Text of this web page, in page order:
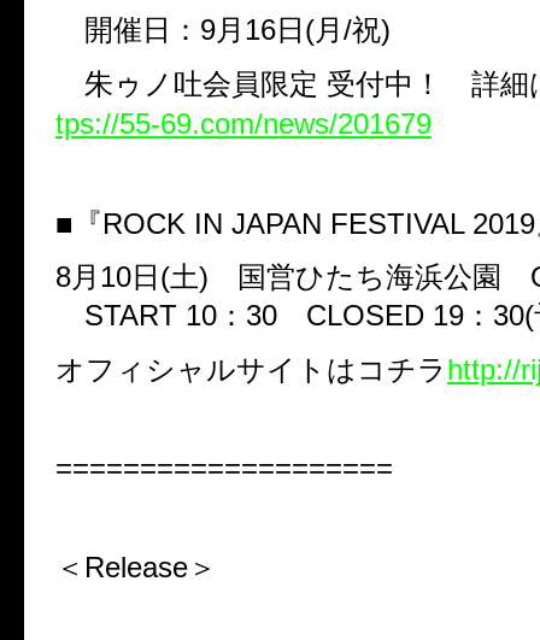
開催日： 9月 16日 (月 /祝)
朱ゥノ吐会員限定 受付中！ 詳
tps://55-69.com/news/201679
■『ROCK IN JAPAN FESTIVAL 2019
8月 10日 (土) 国営ひたち海浜公園
START 10 ： 30 CLOSED 19 ： 30(
オフィシャルサイトはコチラ http://
====================
＜ Release ＞